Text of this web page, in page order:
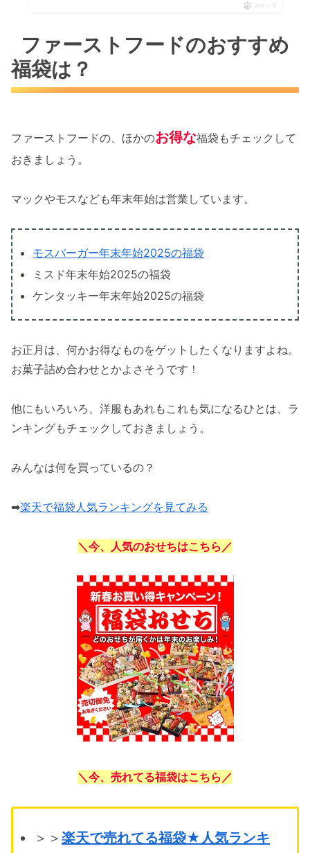
ポチップ
ファーストフードのおすすめ
福袋は？
ファーストフードの、ほかのお得な福袋もチェックして
おきましょう。
マックやモスなども年末年始は営業しています。
モスバーガー年末年始2025の福袋
ミスド年末年始2025の福袋
ケンタッキー年末年始2025の福袋
お正月は、何かお得なものをゲットしたくなりますよね。
お菓子詰め合わせとかよさそうです！
他にもいろいろ、洋服もあれもこれも気になるひとは、ラ
ンキングもチェックしておきましょう。
みんなは何を買っているの？
➡楽天で福袋人気ランキングを見てみる
＼今、人気のおせちはこちら／
＼今、売れてる福袋はこちら／
＞＞ 楽天で売れてる福袋★人気ランキ